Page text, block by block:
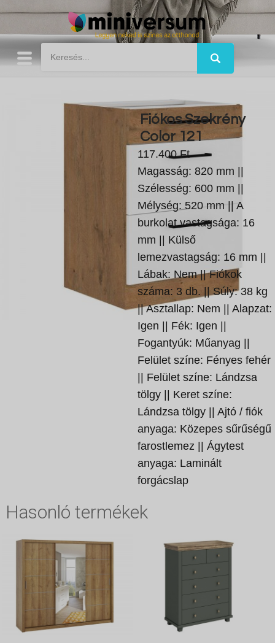
Fiókos Szekrény
Color 121
117.400 Ft
Magasság: 820 mm ||
Szélesség: 600 mm ||
Mélység: 520 mm || A
burkolat vastagsága: 16
mm || Külső
lemezvastagság: 16 mm ||
Lábak: Nem || Fiókok
száma: 3 db. || Súly: 38 kg
|| Asztallap: Nem || Alapzat:
Igen || Fék: Igen ||
Fogantyúk: Műanyag ||
Felület színe: Fényes fehér
|| Felület színe: Lándzsa
tölgy || Keret színe:
Lándzsa tölgy || Ajtó / fiók
anyaga: Közepes sűrűségű
farostlemez || Ágytest
anyaga: Laminált
forgácslap
Hasonló termékek